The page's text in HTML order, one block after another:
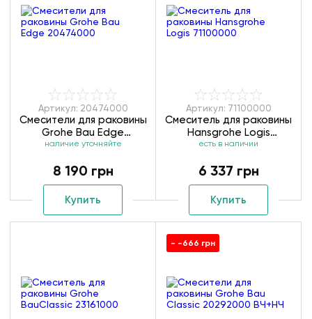
Артикул: 20474000
Смесители для раковины
Grohe Bau Edge
20474000
наличие уточняйте
8 190 грн
Купить
Артикул: 71100000
Смеситель для раковины
Hansgrohe Logis
71100000
есть в наличии
6 337 грн
Купить
- -666 грн